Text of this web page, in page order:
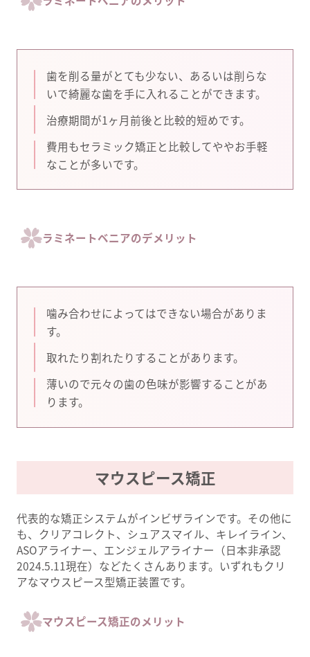
歯を削る量がとても少ない、あるいは削らな
いで綺麗な歯を手に入れることができます。
治療期間が1ヶ月前後と比較的短めです。
費用もセラミック矯正と比較してややお手軽
なことが多いです。
ラミネートベニアのデメリット
噛み合わせによってはできない場合がありま
す。
取れたり割れたりすることがあります。
薄いので元々の歯の色味が影響することがあ
ります。
マウスピース矯正
代表的な矯正システムがインビザラインです。その他に
も、クリアコレクト、シュアスマイル、キレイライン、
ASOアライナー、エンジェルアライナー（日本非承認
2024.5.11現在）などたくさんあります。いずれもクリ
アなマウスピース型矯正装置です。
マウスピース矯正のメリット